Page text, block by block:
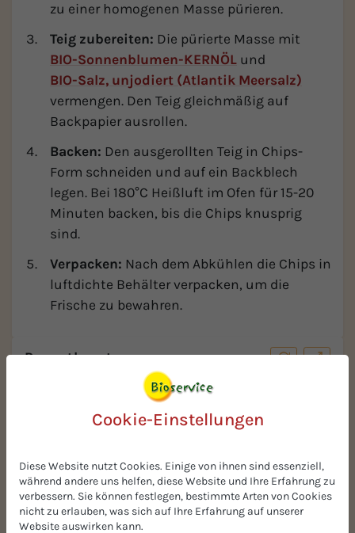
zu einer homogenen Masse pürieren.
Teig zubereiten: Die pürierte Masse mit
BIO-Sonnenblumen-KERNÖL und
BIO-Salz, unjodiert (Atlantik Meersalz)
vermengen. Den Teig gleichmäßig auf
Backpapier ausrollen.
Backen: Den ausgerollten Teig in Chips-
Form schneiden und auf ein Backblech
legen. Bei 180°C Heißluft im Ofen für 15-20
Minuten backen, bis die Chips knusprig
sind.
Verpacken: Nach dem Abkühlen die Chips in
luftdichte Behälter verpacken, um die
Frische zu bewahren.
Rezeptberater
Cookie-Einstellungen
Diese Website nutzt Cookies. Einige von ihnen sind essenziell,
während andere uns helfen, diese Website und Ihre Erfahrung zu
verbessern. Sie können festlegen, bestimmte Arten von Cookies
nicht zu erlauben, was sich auf Ihre Erfahrung auf unserer
Website auswirken kann.